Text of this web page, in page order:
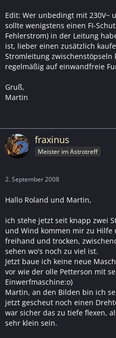
Edit: Wer unbedingt mit 230V~
sollte wenigstens einen FI-
Fehlerstrom) in der Leitung
ist, lieber einen zusätzlich
Stromleitung zwischenstöpseln
regelmäßig auf einwandfreie
Gruß,
Martin
fraxinus
Meister im Astrotreff
2. September 2008
Hallo Roland und Martin,
ich stehe jetzt seit knapp zwei
und Wind kommen mir zu Hilfe
freihand und trocken,
sehen wo's noch zu viel ist.
Jetzt baue ich keine neue
vor wie der olle Petterson mit
Einwerfmaschine:o)
Martin, an den Bilden bin ich
jetzt gescheut noch einen
war sicher das zu tiefe flexen,
sehr klein sein.